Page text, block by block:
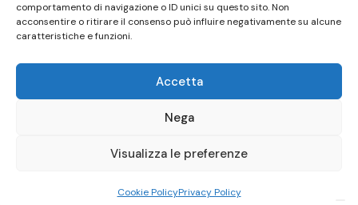
comportamento di navigazione o ID unici su questo sito. Non
acconsentire o ritirare il consenso può influire negativamente su alcune
caratteristiche e funzioni.
Accetta
Nega
Visualizza le preferenze
Cookie PolicyPrivacy Policy
Firenze - SEO BY SIMONE ROMPIETTI SR WEB
Informativa sulla raccolta
Le tue preferenze relative alla privacy